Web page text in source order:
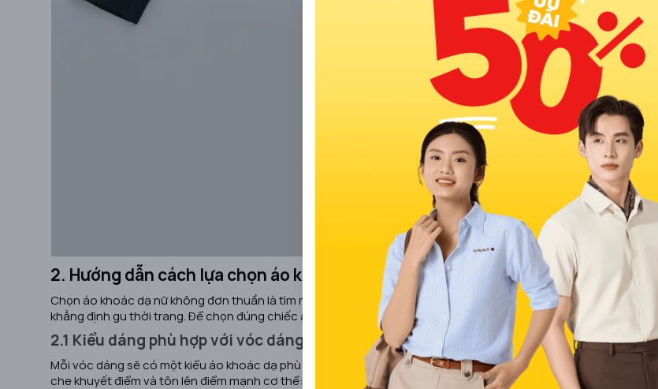
2. Hướng dẫn cách lựa chọn áo khoác dạ nữ phù hợp
Chọn áo khoác dạ nữ không đơn thuần là tìm một chiếc áo ấm. Đó còn là cách bạn thể hiện cá tính, tôn dáng và
khẳng định gu thời trang. Để chọn đúng chiếc áo "chân ái", nhớ kỹ 3 yếu tố sau:
2.1 Kiểu dáng phù hợp với vóc dáng cơ thể
Mỗi vóc dáng sẽ có một kiểu áo khoác dạ phù hợp riêng. Đừng chọn theo cảm tính, hãy chọn theo chiến lượcđể
che khuyết điểm và tôn lên điểm mạnh cơ thể: